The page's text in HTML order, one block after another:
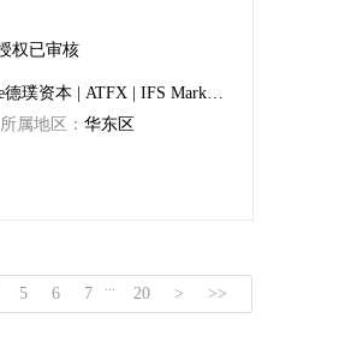
TRI拓利 | Doo Prime德璞资本 | ATFX | IFS Markets | Anzo Capital昂首资本
所属地区： 华东区
5 6 7 ... 20 > >>